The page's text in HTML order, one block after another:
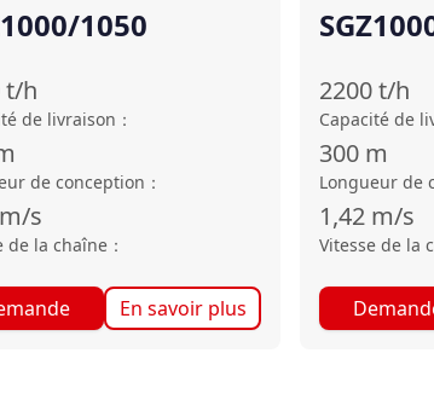
1050
t/h
de livraison ：
de conception ：
m/s
de la chaîne ：
En savoir plus
2200t/h
Capacité de
300 m
Longueur de
1,42 m/s
Vitesse de la